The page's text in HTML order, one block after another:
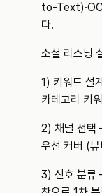
to-
다.
소셜 리스닝
1) 키워드 설
카테고리 키
2) 채널 선택
우선 커버 (
3) 신호 분류